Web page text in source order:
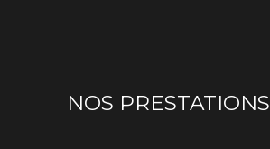
NOS PRESTATIONS